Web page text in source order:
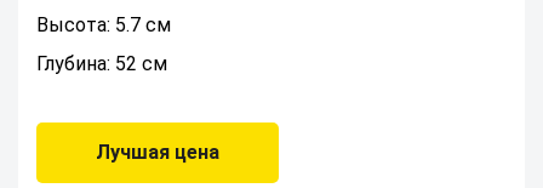
Высота: 5.7 см
Глубина: 52 см
Лучшая цена